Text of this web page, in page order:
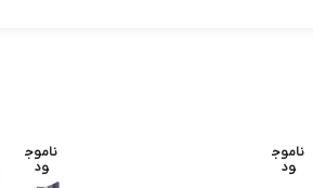
ناموج
ود
ناموج
ود